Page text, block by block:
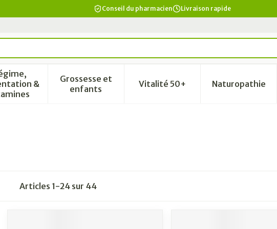
Conseil du pharmacien Livraison rapide
pour la catégorie Beauté, soins et hygiène
&
Afficher le sous-menu pour la catégorie Régime, alimentation &
Grossesse et
enfantsAfficher le sous-menu pour la catégorie
Vitalité 50+Afficher le sous-menu pour
Naturopathie
Afficher
Articles 1-24 sur 44